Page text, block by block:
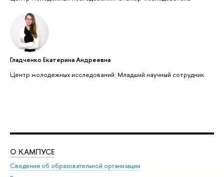
Гладченко Екатерина Андреевна
Центр молодежных исследований: Младший научный сотрудник
О КАМПУСЕ
Сведения об образовательной организации